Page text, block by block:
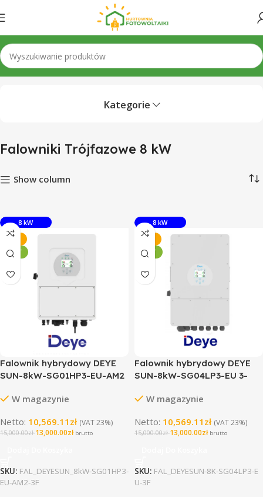
Falowniki Falowniki Trójfazowe Falowniki Trójfazowe 8 kW
Kategorie
Falowniki Trójfazowe 8 kW
Show column
8 kW
-13%
5 LAT
Falownik hybrydowy DEYE
SUN-8kW-SG01HP3-EU-AM2
(wysokonapięciowy)
W magazynie
Netto: 10,569.11 zł (VAT 23%)
15,000.00zł 13,000.00zł brutto
SKU: FAL_DEYESUN_8kW-SG01HP3-
EU-AM2-3F
8 kW
-13%
5 LAT
Falownik hybrydowy DEYE
SUN-8kW-SG04LP3-EU 3-
W magazynie
Netto: 10,569.11 zł (VAT 23%)
15,000.00zł 13,000.00zł brutto
SKU: FAL_DEYESUN-8K-SG04LP3-E
U-3F